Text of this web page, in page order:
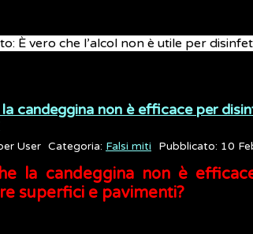
È vero che l’alcol non è utile per
la candeggina non è efficace per
User Categoria: Falsi miti Pubblicato: 10
la candeggina non è
superfici e pavimenti?